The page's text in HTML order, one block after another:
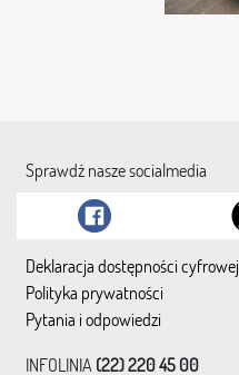
Sprawdź nasze socialmedia
Deklaracja dostępności cyfrowej
Polityka prywatności
Pytania i odpowiedzi
INFOLINIA (22) 220 45 00